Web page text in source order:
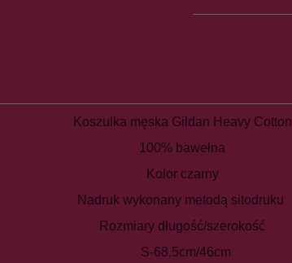
Koszulka męska Gildan Heavy Cotton
100% bawełna
Kolor czarny
Nadruk wykonany metodą sitodruku
Rozmiary długość/szerokość
S-68,5cm/46cm